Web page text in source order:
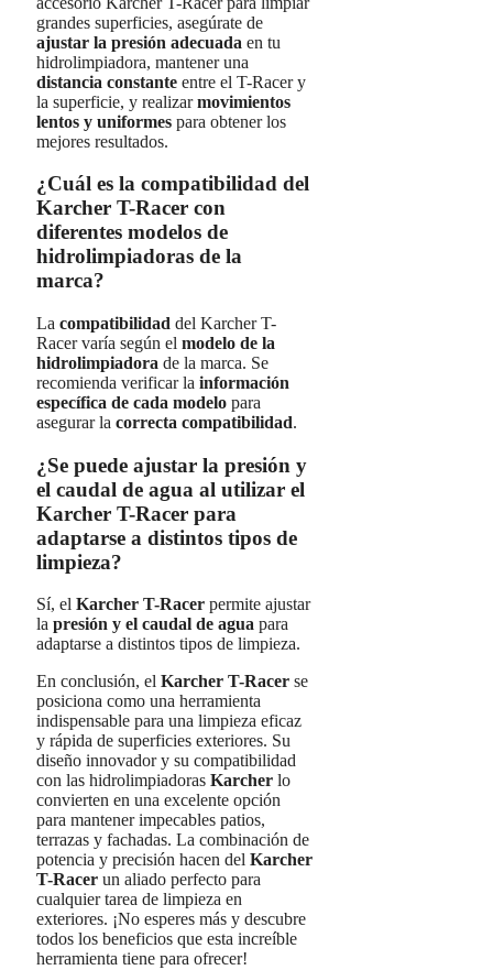
grandes superficies, asegúrate de
ajustar la presión adecuada en tu
hidrolimpiadora, mantener una
distancia constante entre el T-Racer y
la superficie, y realizarmovimientos
lentos y uniformes para obtener los
mejores resultados.
¿Cuál es la compatibilidad del
Karcher T-Racer con
diferentes modelos de
hidrolimpiadoras de la
marca?
La compatibilidad del Karcher T-
Racer varía según el modelo de la
hidrolimpiadora de la marca. Se
recomienda verificar la información
específica de cada modelo para
asegurar la correcta compatibilidad.
¿Se puede ajustar la presión y
el caudal de agua al utilizar el
Karcher T-Racer para
adaptarse a distintos tipos de
limpieza?
Sí, el Karcher T-Racer permite ajustar
la presión y el caudal de agua para
adaptarse a distintos tipos de limpieza.
En conclusión, el Karcher T-Racer se
posiciona como una herramienta
indispensable para una limpieza eficaz
y rápida de superficies exteriores. Su
diseño innovador y su compatibilidad
con las hidrolimpiadoras Karcher lo
convierten en una excelente opción
para mantener impecables patios,
terrazas y fachadas. La combinación de
potencia y precisión hacen del Karcher
T-Racer un aliado perfecto para
cualquier tarea de limpieza en
exteriores. ¡No esperes más y descubre
todos los beneficios que esta increíble
herramienta tiene para ofrecer!